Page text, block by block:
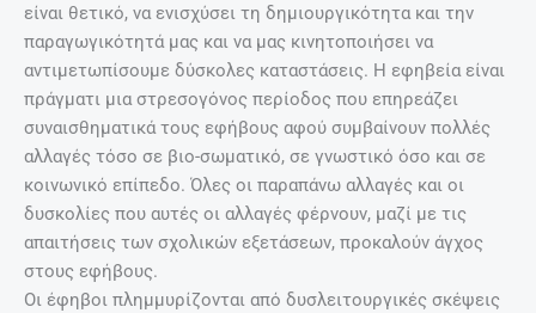
είναι θετικό, να ενισχύσει τη δημιουργικότητα και την
παραγωγικότητά μας και να μας κινητοποιήσει να
αντιμετωπίσουμε δύσκολες καταστάσεις. Η εφηβεία είναι
πράγματι μια στρεσογόνος περίοδος που επηρεάζει
συναισθηματικά τους εφήβους αφού συμβαίνουν πολλές
αλλαγές τόσο σε βιο-σωματικό, σε γνωστικό όσο και σε
κοινωνικό επίπεδο. Όλες οι παραπάνω αλλαγές και οι
δυσκολίες που αυτές οι αλλαγές φέρνουν, μαζί με τις
απαιτήσεις των σχολικών εξετάσεων, προκαλούν άγχος
στους εφήβους.
Οι έφηβοι πλημμυρίζονται από δυσλειτουργικές σκέψεις